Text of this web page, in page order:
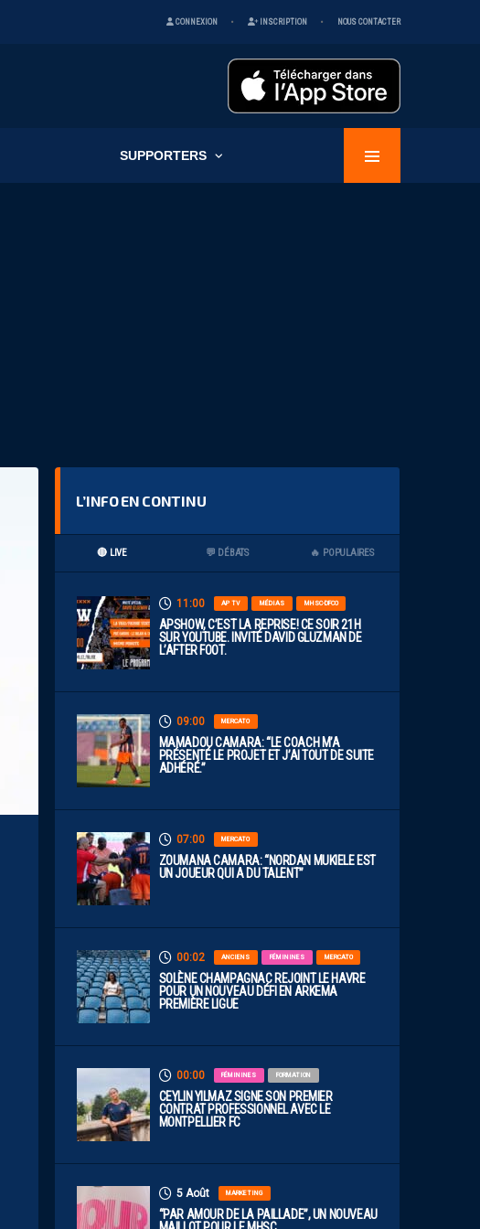
CONNEXION INSCRIPTION NOUS CONTACTER
SUPPORTERS
L’INFO EN CONTINU
🔴 LIVE 💬 DÉBATS 🔥 POPULAIRES
11:00 AP TV MÉDIAS MHSC-DFCO
APSHOW, C’EST LA REPRISE! CE SOIR 21H
SUR YOUTUBE. INVITÉ DAVID GLUZMAN DE
L’AFTER FOOT.
09:00 MERCATO
MAMADOU CAMARA: “LE COACH M’A
PRÉSENTÉ LE PROJET ET J’AI TOUT DE SUITE
ADHÉRÉ.”
07:00 MERCATO
ZOUMANA CAMARA: “NORDAN MUKIELE EST
UN JOUEUR QUI A DU TALENT”
00:02 ANCIENS FÉMININES MERCATO
SOLÈNE CHAMPAGNAC REJOINT LE HAVRE
POUR UN NOUVEAU DÉFI EN ARKEMA
PREMIÈRE LIGUE
00:00 FÉMININES FORMATION
CEYLIN YILMAZ SIGNE SON PREMIER
CONTRAT PROFESSIONNEL AVEC LE
MONTPELLIER FC
5 Août MARKETING
“PAR AMOUR DE LA PAILLADE”, UN NOUVEAU